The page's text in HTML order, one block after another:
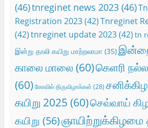
(46)tnreginet news 2023(46)
Registration 2023(42)Tnreginet
(42)tnreginet update 2023(42) tn
இன்று தாலி கயிறு மாற்றலாமா(35)
காலை மாலை (60)கெளரி
(60) கோவில் திருவிழாக்கள் (28)
கயிறு 2025 (60)செவ்வாய்
கயிறு (56)ஞாயிற்றுக்கிழமை